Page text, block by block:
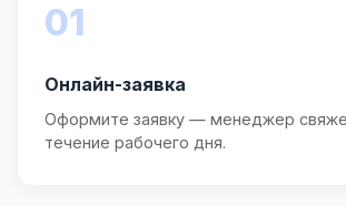
01
Онлайн-заявка
Оформите заявку — менеджер
течение рабочего дня.